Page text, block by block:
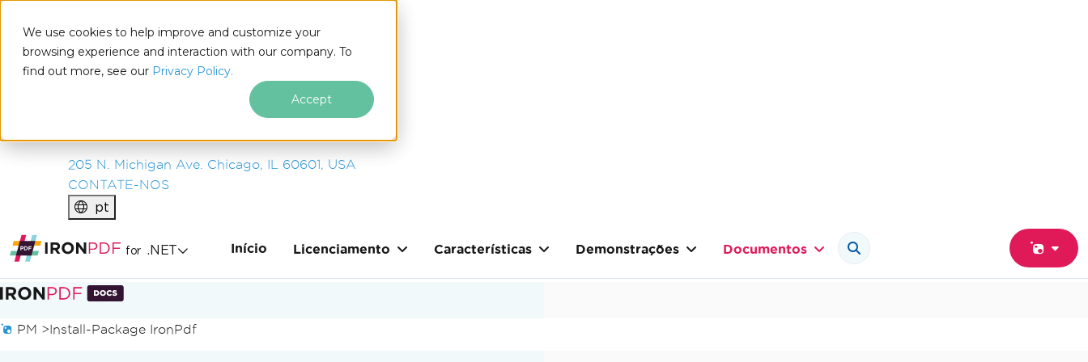
We use cookies to help improve and customize your
browsing experience and interaction with our company. To
find out more, see our Privacy Policy.
Accept
IRONSOFTWARE
PRODUTOS
EMPRESA
205 N. Michigan Ave. Chicago, IL 60601, USA
CONTATE-NOS
pt
for .NET Início Licenciamento Características Demonstrações Documentos
Ir para o conteúdo do rodapé
PM >Install-Package IronPdf